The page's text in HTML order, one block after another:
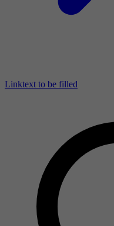
Linktext to be filled